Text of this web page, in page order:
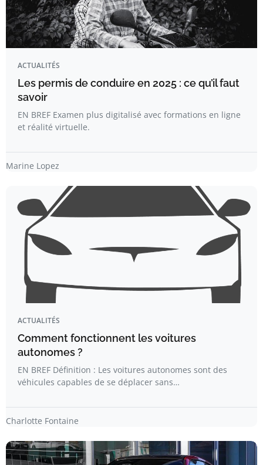
ACTUALITÉS
Les permis de conduire en 2025 : ce qu’il faut
savoir
EN BREF Examen plus digitalisé avec formations en ligne
et réalité virtuelle.
Marine Lopez
ACTUALITÉS
Comment fonctionnent les voitures
autonomes ?
EN BREF Définition : Les voitures autonomes sont des
véhicules capables de se déplacer sans…
Charlotte Fontaine